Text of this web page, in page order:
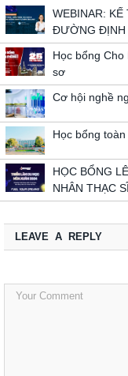
WEBINAR: KẾ
ĐƯỜNG ĐỊNH
Học bổng
sơ
Cơ hội nghề
Học bổng
HỌC BỔNG
NHÂN THẠC SĨ
LEAVE A REPLY